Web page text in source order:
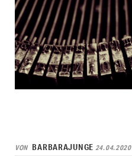
VON BARBARAJUNGE 24.04.2020